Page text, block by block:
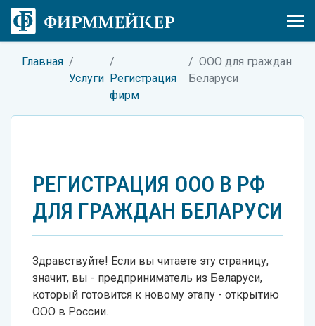
Главная
Услуги Регистрация
фирм
ООО для граждан
Беларуси
РЕГИСТРАЦИЯ ООО В РФ
ДЛЯ ГРАЖДАН БЕЛАРУСИ
Здравствуйте! Если вы читаете эту страницу,
значит, вы - предприниматель из Беларуси,
который готовится к новому этапу - открытию
ООО в России.